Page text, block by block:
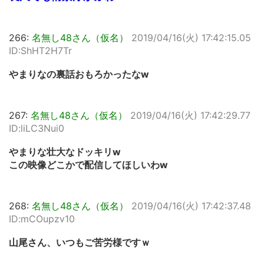
266: 名無し48さん（仮名）
2019/04/16(火) 17:42:15.05
ID:ShHT2H7Tr
やまりなの裏話おもろかったなw
267: 名無し48さん（仮名）
2019/04/16(火) 17:42:29.77
ID:liLC3Nui0
やまりな壮大なドッキリw
この映像どこかで配信してほしいわw
268: 名無し48さん（仮名）
2019/04/16(火) 17:42:37.48
ID:mCOupzv10
山尾さん、いつもご苦労様ですｗ